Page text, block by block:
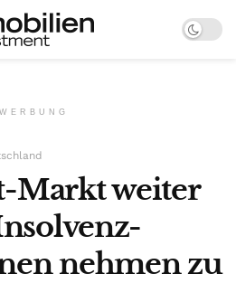
WERBUNG
Markt weiter
nehmen zu